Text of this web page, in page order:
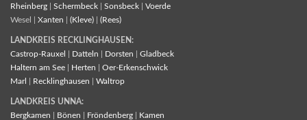
Rheinberg
Schermbeck Sonsbeck
Voerde
Wesel | Xanten (Kleve) (Rees)
LANDKREIS RECKLINGHAUSEN:
Castrop-Rauxel
Datteln Dorsten
Gladbeck
Haltern am See
Herten
Oer-Erkenschwick
Marl
Recklinghausen Waltrop
LANDKREIS UNNA:
Bergkamen
Bönen Fröndenberg
Kamen